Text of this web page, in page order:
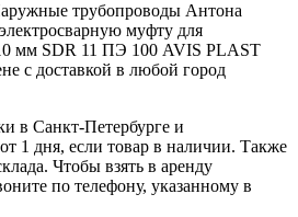
трубопроводы Антона
муфту для
мм SDR 11 ПЭ 100 AVIS PLAST
с доставкой в любой город
в Санкт-Петербурге и
1 дня, если товар в наличии. Также
Чтобы взять в аренду
по телефону, указанному в